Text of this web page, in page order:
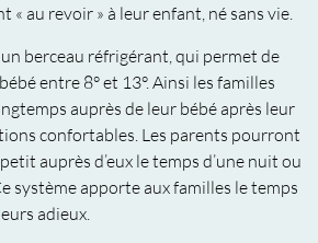
« au revoir » à leur enfant, né sans vie.
un berceau réfrigérant, qui permet de
entre 8° et 13°. Ainsi les familles
auprès de leur bébé après leur
confortables. Les parents pourront
auprès d’eux le temps d’une nuit ou
système apporte aux familles le temps
adieux.